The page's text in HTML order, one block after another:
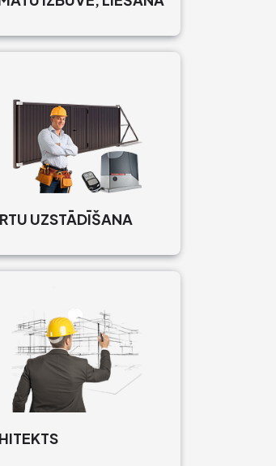
UZSTĀDĪŠANA